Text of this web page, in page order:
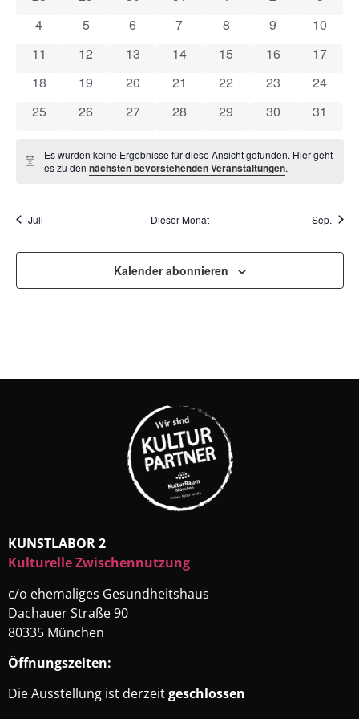
UND
VON
VERANSTALTUNGEN
0 Veranstaltungen
4 0 Veranstaltungen
5 0 Veranstaltungen
6 0 Veranstaltungen
7 0 Veranstaltungen
8 0
9 0
10
0 Veranstaltungen
11 0 Veranstaltungen
12 0 Veranstaltungen
13 0 Veranstaltungen
14 0 Veranstaltungen
15 0
16 0
17
0 Veranstaltungen
18 0 Veranstaltungen
19 0 Veranstaltungen
20 0 Veranstaltungen
21 0 Veranstaltungen
22 0
23 0
24
0 Veranstaltungen
25 0 Veranstaltungen
26 0 Veranstaltungen
27 0 Veranstaltungen
28 0 Veranstaltungen
29 0
30 0
31
Hinweis
Es wurden keine Ergebnisse für diese Ansicht gefunden. Hier geht
es zu dennächsten bevorstehenden Veranstaltungen.
Juli Dieser Monat Sep.
Kalender abonnieren
KUNSTLABOR 2
Kulturelle Zwischennutzung
c/o ehemaliges Gesundheitshaus
Dachauer Straße 90
80335 München
Öffnungszeiten:
Die Ausstellung ist derzeitgeschlossen